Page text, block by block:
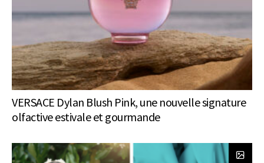
VERSACE Dylan Blush Pink, une nouvelle signature
olfactive estivale et gourmande